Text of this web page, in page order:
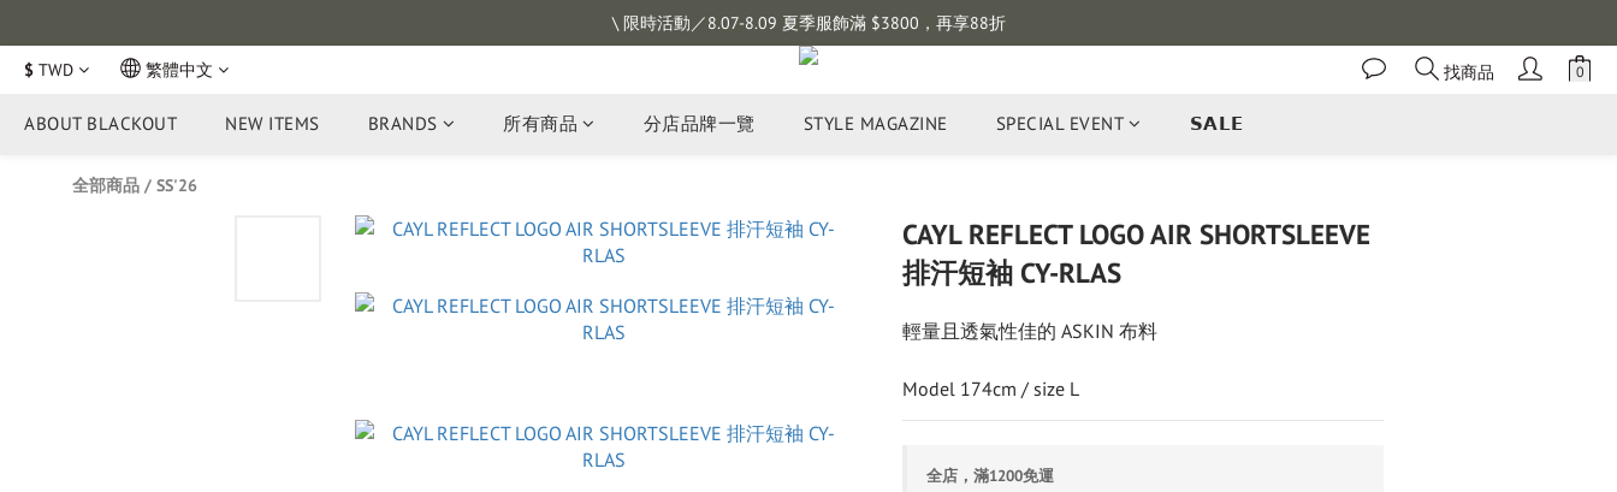
註冊會員拿購物金 $100，滿$1200免運
\ 限時活動／8.07-8.09 夏季服飾滿 $3800，再享88折
註冊會員拿購物金 $100，滿$1200免運
$ TWD 繁體中文 找商品
ABOUT BLACKOUT NEW ITEMS BRANDS 所有商品 分店品牌一覽 STYLE MAGAZINE SPECIAL EVENT 𝗦𝗔𝗟𝗘
全部商品 / SS'26
CAYL REFLECT LOGO AIR SHORTSLEEVE
排汗短袖 CY-RLAS
輕量且透氣性佳的 ASKIN 布料
Model 174cm / size L
全店，滿1200免運